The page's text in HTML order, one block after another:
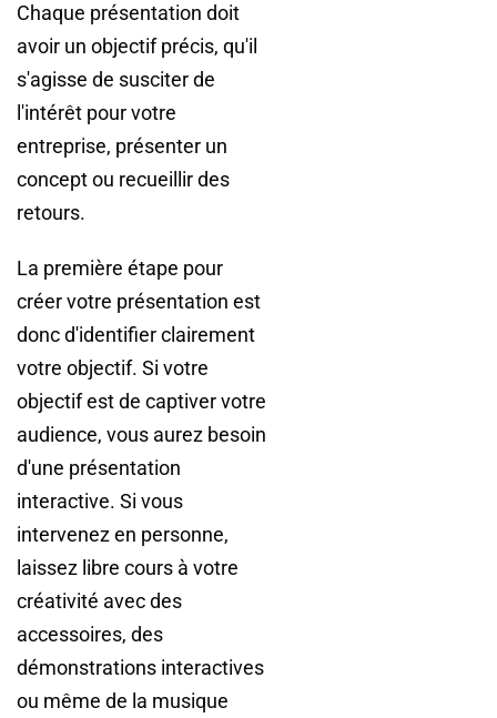
Chaque présentation doit
avoir un objectif précis, qu'il
s'agisse de susciter de
l'intérêt pour votre
entreprise, présenter un
concept ou recueillir des
retours.
La première étape pour
créer votre présentation est
donc d'identifier clairement
votre objectif. Si votre
objectif est de captiver votre
audience, vous aurez besoin
d'une présentation
interactive. Si vous
intervenez en personne,
laissez libre cours à votre
créativité avec des
accessoires, des
démonstrations interactives
ou même de la musique